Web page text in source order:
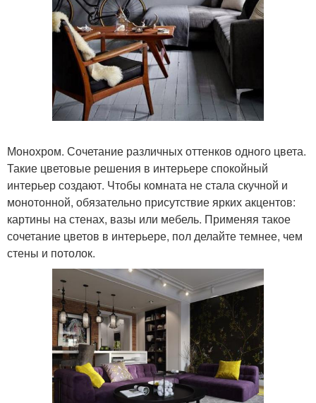
Монохром. Сочетание различных оттенков одного цвета.
Такие цветовые решения в интерьере спокойный
интерьер создают. Чтобы комната не стала скучной и
монотонной, обязательно присутствие ярких акцентов:
картины на стенах, вазы или мебель. Применяя такое
сочетание цветов в интерьере, пол делайте темнее, чем
стены и потолок.